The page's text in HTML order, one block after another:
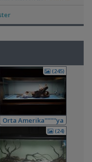
MiJoec,13:12
Çevirme ve Tavsiyeler
wolk23 ,12:03
3 😊MasterChiefHakan
,09:15
(245)
Orta Amerika''''''''ya
Dönüş
(24)